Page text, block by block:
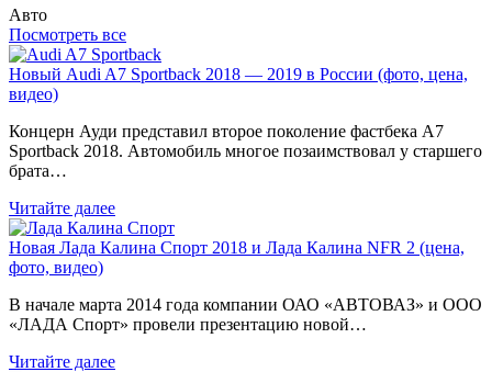
Авто
Посмотреть все
Новый Audi A7 Sportback 2018 — 2019 в России (фото, цена,
видео)
Концерн Ауди представил второе поколение фастбека A7
Sportback 2018. Автомобиль многое позаимствовал у старшего
брата…
Читайте далее
Новая Лада Калина Спорт 2018 и Лада Калина NFR 2 (цена,
фото, видео)
В начале марта 2014 года компании ОАО «АВТОВАЗ» и ООО
«ЛАДА Спорт» провели презентацию новой…
Читайте далее